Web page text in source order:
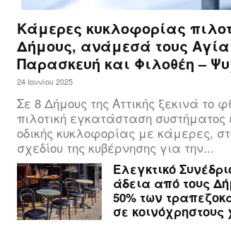
Κάμερες κυκλοφορίας
Δήμους, ανάμεσά τους Αγία
Παρασκευή και Φιλοθέη –
24 Ιουνίου 2025
Σε 8 Δήμους της Αττικής ξεκινά το
πιλοτική εγκατάσταση συστήματος
οδικής κυκλοφορίας με κάμερες,
σχεδίου της κυβέρνησης για την...
Ελεγκτικό
άδεια από τους
50% των
σε κοινόχρηστους